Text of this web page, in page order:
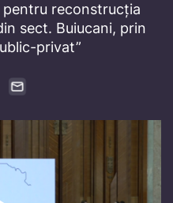
reconstrucția
sect. Buiucani, prin
privat”